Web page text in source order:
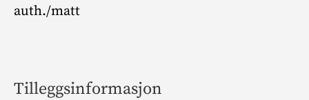
auth./matt
Tilleggsinformasjon